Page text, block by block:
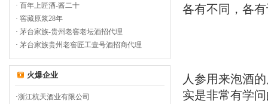
· 百年上匠酒-酱二十
· 窖藏原浆28年
· 茅台家族-贵州老窖老坛酒招代理
· 茅台家族贵州老窖匠工壹号酒招商代理
火爆企业
·浙江杭天酒业有限公司
各有不同，各
人参用来泡酒
实是非常有学